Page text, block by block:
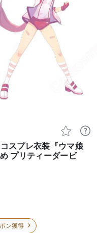
 
スプレ衣装『ウマ娘
プリティーダービ
ン獲得 